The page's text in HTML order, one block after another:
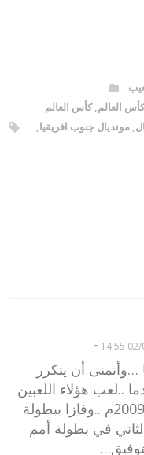
كأس العالم,كأس العالم
,مونديال جنوب افريقيا,
02/
-
…وأتمنى أن يتكرر
..لعب هؤلاء اللعبين
في بطولة العالم للشباب في مصر 2009م ..وفازا ببطولة
في بطولة أمم